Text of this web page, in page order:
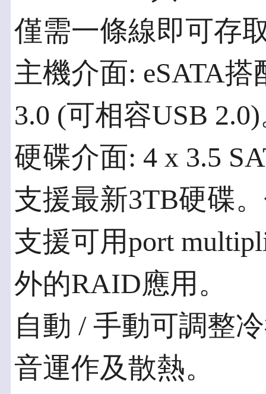
僅需一條線即可存
主機介面: eSATA
3.0 (可相容USB
硬碟介面: 4 x 3.5
支援最新3TB硬碟
支援可用port
外的RAID應用。
自動 / 手動可調整
音運作及散熱。